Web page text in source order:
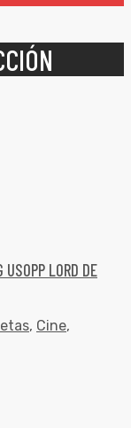
USOPP LORD DE
, Cine,